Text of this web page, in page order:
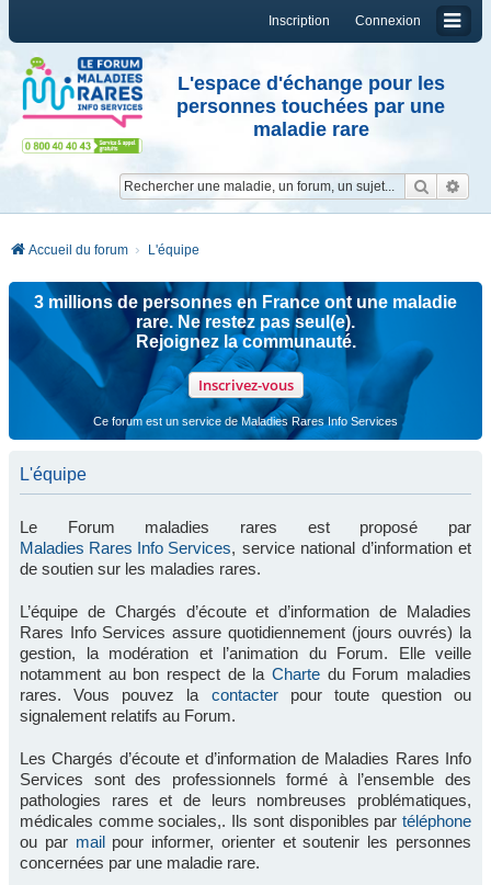
Connexion
Inscription
L'espace d'échange pour les
personnes touchées par une
maladie rare
Accueil du forum L'équipe
3 millions de personnes en France ont une maladie
rare. Ne restez pas seul(e).
Rejoignez la communauté.
Inscrivez-vous
Ce forum est un service de Maladies Rares Info Services
L'équipe
Le Forum maladies rares est proposé par
Maladies Rares Info Services, service national d’information et
de soutien sur les maladies rares.
L’équipe de Chargés d’écoute et d’information de Maladies
Rares Info Services assure quotidiennement (jours ouvrés) la
gestion, la modération et l’animation du Forum. Elle veille
notamment au bon respect de la Charte du Forum maladies
rares. Vous pouvez la contacterpour toute question ou
signalement relatifs au Forum.
Les Chargés d’écoute et d’information de Maladies Rares Info
Services sont des professionnels formé à l’ensemble des
pathologies rares et de leurs nombreuses problématiques,
médicales comme sociales,. Ils sont disponibles par téléphone
ou par mailpour informer, orienter et soutenir les personnes
concernées par une maladie rare.